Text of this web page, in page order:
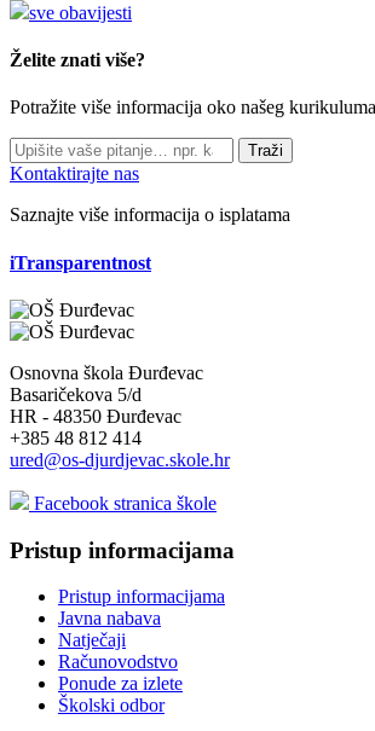
sve obavijesti
Želite znati više?
Potražite više informacija oko našeg
Traži
Kontaktirajte nas
Saznajte više informacija o isplatama
iTransparentnost
Osnovna škola Đurđevac
Basaričekova 5/d
HR - 48350 Đurđevac
+385 48 812 414
ured@os-djurdjevac.skole.hr
Facebook stranica škole
Pristup informacijama
Pristup informacijama
Javna nabava
Natječaji
Računovodstvo
Ponude za izlete
Školski odbor